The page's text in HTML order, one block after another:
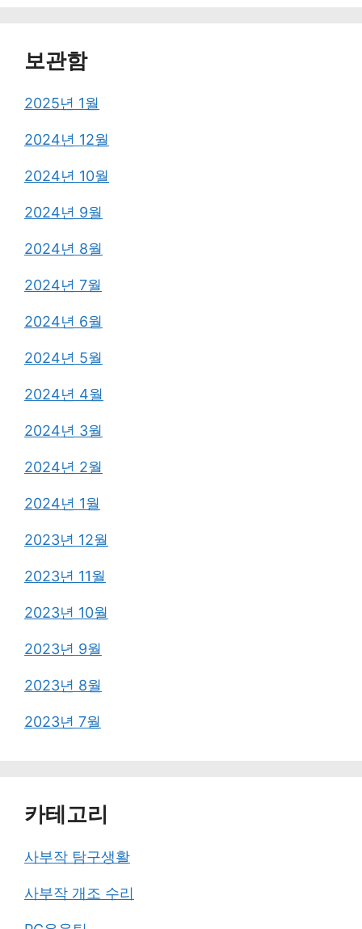
보관함
2025년 1월
2024년 12월
2024년 10월
2024년 9월
2024년 8월
2024년 7월
2024년 6월
2024년 5월
2024년 4월
2024년 3월
2024년 2월
2024년 1월
2023년 12월
2023년 11월
2023년 10월
2023년 9월
2023년 8월
2023년 7월
카테고리
사부작 탐구생활
사부작 개조 수리